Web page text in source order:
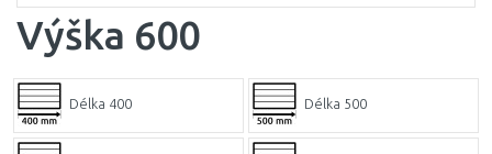
Výška 600
Délka 400 Délka 500